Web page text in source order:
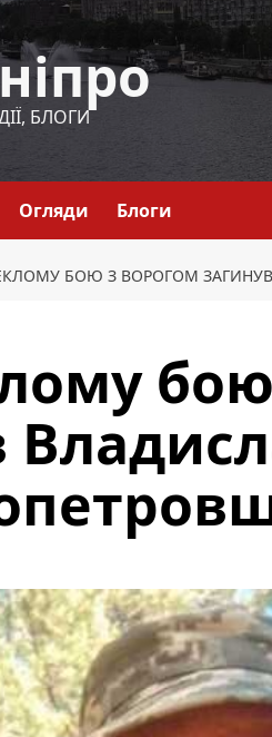
БЛОГИ
Огляди Блоги
БОЮ З ВОРОГОМ